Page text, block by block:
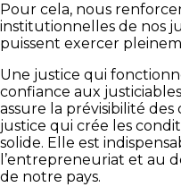
Pour cela, nous
institutionnelles de nos
puissent exercer
Une justice qui
confiance aux
assure la prévisibilité des
justice qui crée les
solide. Elle est
l’entrepreneuriat et au
de notre pays.